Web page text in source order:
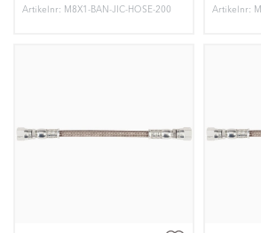
Artikelnr: M8X1-BAN-JIC-HOSE-200 Artikelnr: